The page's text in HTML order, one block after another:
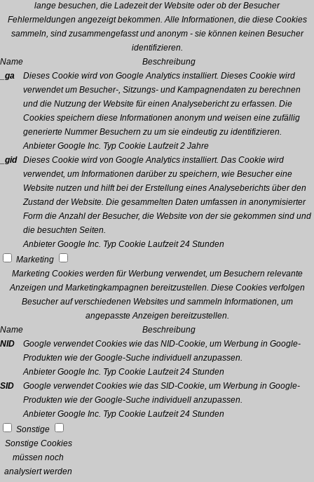
lange besuchen, die Ladezeit der Website oder ob der Besucher
Fehlermeldungen angezeigt bekommen. Alle Informationen, die diese Cookies
sammeln, sind zusammengefasst und anonym - sie können keinen Besucher
identifizieren.
Name
Beschreibung
_ga
Dieses Cookie wird von Google Analytics installiert. Dieses Cookie wird
verwendet um Besucher-, Sitzungs- und Kampagnendaten zu berechnen
und die Nutzung der Website für einen Analysebericht zu erfassen. Die
Cookies speichern diese Informationen anonym und weisen eine zufällig
generierte Nummer Besuchern zu um sie eindeutig zu identifizieren.
Anbieter Google Inc. Typ Cookie Laufzeit 2 Jahre
_gid
Dieses Cookie wird von Google Analytics installiert. Das Cookie wird
verwendet, um Informationen darüber zu speichern, wie Besucher eine
Website nutzen und hilft bei der Erstellung eines Analyseberichts über den
Zustand der Website. Die gesammelten Daten umfassen in anonymisierter
Form die Anzahl der Besucher, die Website von der sie gekommen sind und
die besuchten Seiten.
Anbieter Google Inc. Typ Cookie Laufzeit 24 Stunden
Marketing
Marketing Cookies werden für Werbung verwendet, um Besuchern relevante
Anzeigen und Marketingkampagnen bereitzustellen. Diese Cookies verfolgen
Besucher auf verschiedenen Websites und sammeln Informationen, um
angepasste Anzeigen bereitzustellen.
Name
Beschreibung
NID
Google verwendet Cookies wie das NID-Cookie, um Werbung in Google-
Produkten wie der Google-Suche individuell anzupassen.
Anbieter Google Inc. Typ Cookie Laufzeit 24 Stunden
SID
Google verwendet Cookies wie das SID-Cookie, um Werbung in Google-
Produkten wie der Google-Suche individuell anzupassen.
Anbieter Google Inc. Typ Cookie Laufzeit 24 Stunden
Sonstige
Sonstige Cookies
müssen noch
analysiert werden